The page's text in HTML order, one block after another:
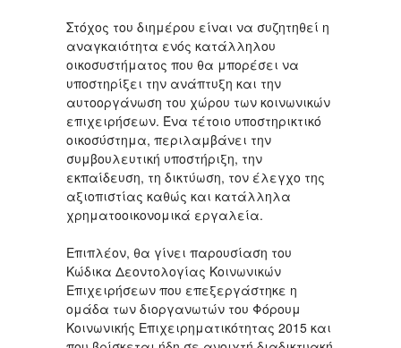
Στόχος του διημέρου είναι να συζητηθεί η
αναγκαιότητα ενός κατάλληλου
οικοσυστήματος που θα μπορέσει να
υποστηρίξει την ανάπτυξη και την
αυτοοργάνωση του χώρου των κοινωνικών
επιχειρήσεων. Ένα τέτοιο υποστηρικτικό
οικοσύστημα, περιλαμβάνει την
συμβουλευτική υποστήριξη, την
εκπαίδευση, τη δικτύωση, τον έλεγχο της
αξιοπιστίας καθώς και κατάλληλα
χρηματοοικονομικά εργαλεία.
Επιπλέον, θα γίνει παρουσίαση του
Κώδικα Δεοντολογίας Κοινωνικών
Επιχειρήσεων που επεξεργάστηκε η
ομάδα των διοργανωτών του Φόρουμ
Κοινωνικής Επιχειρηματικότητας 2015 και